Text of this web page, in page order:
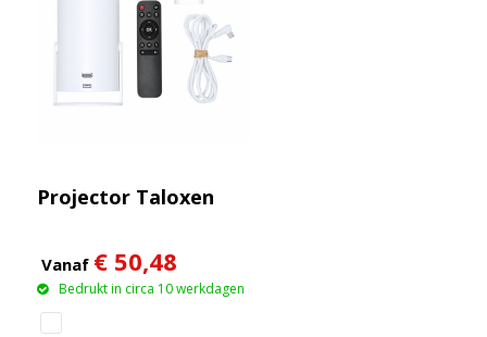
Projector Taloxen
Vanaf € 50,48
Bedrukt in circa 10 werkdagen